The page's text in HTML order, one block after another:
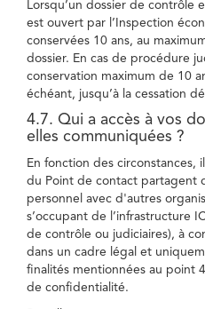
Lorsqu’un dossier de contrôle
est ouvert par l’Inspection
conservées 10 ans, au
dossier. En cas de procédure
conservation maximum de 10
échéant, jusqu’à la cessation
4.7. Qui a accès à vos
elles communiquées ?
En fonction des circonstances,
du Point de contact partagent
personnel avec d'autres
s’occupant de l’infrastructure
de contrôle ou judiciaires), à
dans un cadre légal et
finalités mentionnées au point
de confidentialité.